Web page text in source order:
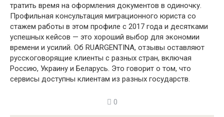
тратить время на оформления документов в одиночку.
Профильная консультация миграционного юриста со
стажем работы в этом профиле с 2017 года и десятками
успешных кейсов — это хороший выбор для экономии
времени и усилий. Об RUARGENTINA, отзывы оставляют
русскоговорящие клиенты с разных стран, включая
Россию, Украину и Беларусь. Это говорит о том, что
сервисы доступны клиентам из разных государств.
0